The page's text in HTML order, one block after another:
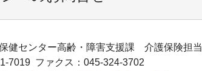
健センター高齢・障害支援課 介護保険担当
7019 ファクス：045-324-3702